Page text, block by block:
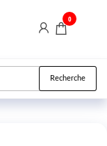
0
Recherche